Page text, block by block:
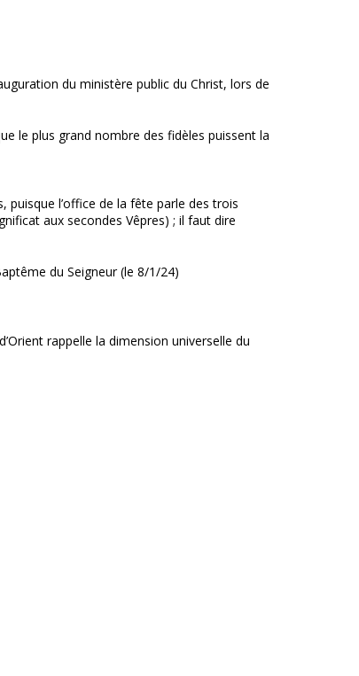
du ministère public du Christ, lors de
le plus grand nombre des fidèles puissent la
puisque l’office de la fête parle des trois
aux secondes Vêpres) ; il faut dire
du Seigneur (le 8/1/24)
rappelle la dimension universelle du